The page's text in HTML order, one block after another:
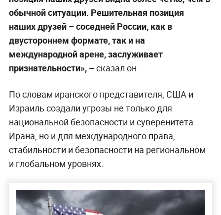
обычной ситуации. Решительная позиция
наших друзей – соседней России, как в
двустороннем формате, так и на
международной арене, заслуживает
признательности», –сказал он.
По словам иранского представителя, США и
Израиль создали угрозы не только для
национальной безопасности и суверенитета
Ирана, но и для международного права,
стабильности и безопасности на региональном
и глобальном уровнях.